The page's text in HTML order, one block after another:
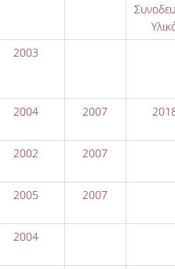
AUEB WEB ARCHIVE
SYNERGIES
H.E.LI.N.
HEAL-LINK PORTAL
QAUAL
SCHOLARLY
2003
2004 2007
2002 2007
2005 2007
2004